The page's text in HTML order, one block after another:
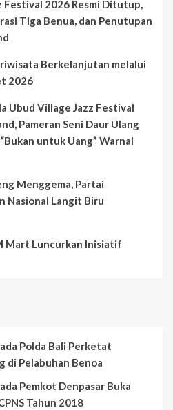
Festival 2026 Resmi Ditutup,
Tiga Benua, dan Penutupan
Berkelanjutan melalui
2026
Ubud Village Jazz Festival
Pameran Seni Daur Ulang
untuk Uang” Warnai
Menggema, Partai
Nasional Langit Biru
Mart Luncurkan Inisiatif
Polda Bali Perketat
di Pelabuhan Benoa
Pemkot Denpasar Buka
Tahun 2018